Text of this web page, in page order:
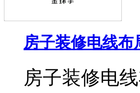
房子装修电线
房子装修电